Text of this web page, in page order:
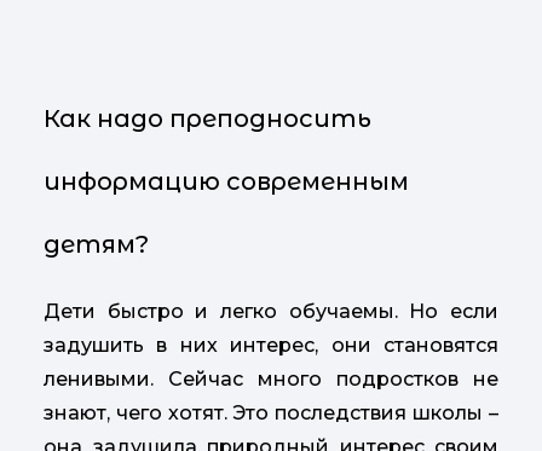
Как надо преподносить
информацию современным
детям?
Дети быстро и легко обучаемы. Но если
задушить в них интерес, они становятся
ленивыми. Сейчас много подростков не
знают, чего хотят. Это последствия школы –